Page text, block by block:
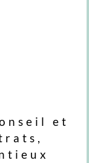
et